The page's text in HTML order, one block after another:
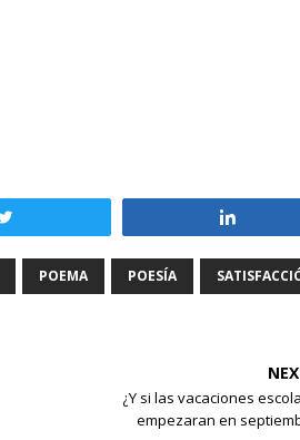
POEMA POESÍA
¿Y si las vacaciones
empezaran en